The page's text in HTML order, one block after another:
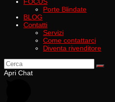
Porte Blindate
BLOG
Contatti
Servizi
Come contattarci
Diventa rivenditore
Apri Chat